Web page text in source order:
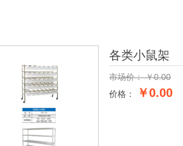
各类小鼠架
市场价： ￥0.00
价格：
￥0.00